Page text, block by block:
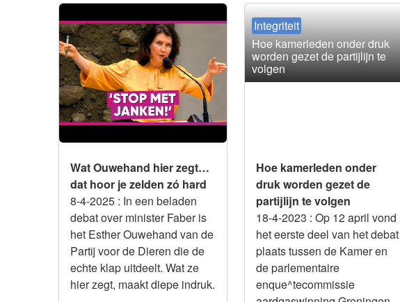
Integriteit
Wat Ouwehand hier zegt… dat
hoor je zelden zó hard
Wat Ouwehand hier zegt…
dat hoor je zelden zó hard
8-4-2025 : In een beladen
debat over minister Faber is
het Esther Ouwehand van de
Partij voor de Dieren die de
echte klap uitdeelt. Wat ze
hier zegt, maakt diepe indruk.
Integriteit
Hoe kamerleden onder druk
worden gezet de partijlijn te
volgen
Hoe kamerleden onder
druk worden gezet de
partijlijn te volgen
18-4-2023 : Op 12 april vond
het eerste deel van het debat
plaats tussen de Kamer en
de parlementaire
enque^tecommissie